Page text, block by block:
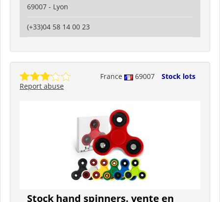
69007 - Lyon
(+33)04 58 14 00 23
France 69007
Stock lots
Report abuse
Stock hand spinners. vente en